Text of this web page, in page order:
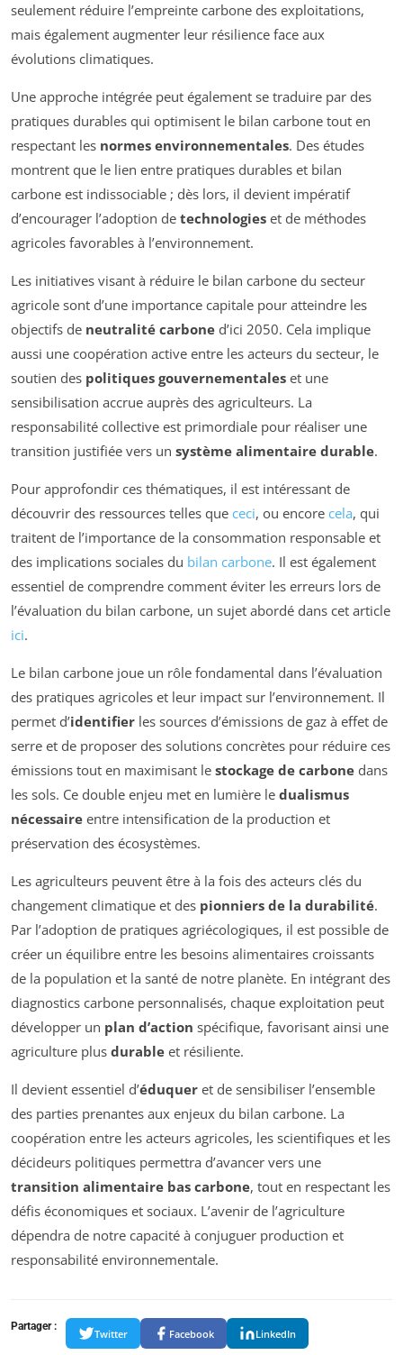
seulement réduire l’empreinte carbone des exploitations,
mais également augmenter leur résilience face aux
évolutions climatiques.
Une approche intégrée peut également se traduire par des
pratiques durables qui optimisent le bilan carbone tout en
respectant les normes environnementales. Des études
montrent que le lien entre pratiques durables et bilan
carbone est indissociable ; dès lors, il devient impératif
d’encourager l’adoption de technologies et de méthodes
agricoles favorables à l’environnement.
Les initiatives visant à réduire le bilan carbone du secteur
agricole sont d’une importance capitale pour atteindre les
objectifs de neutralité carbone d’ici 2050. Cela implique
aussi une coopération active entre les acteurs du secteur, le
soutien des politiques gouvernementales et une
sensibilisation accrue auprès des agriculteurs. La
responsabilité collective est primordiale pour réaliser une
transition justifiée vers un système alimentaire durable.
Pour approfondir ces thématiques, il est intéressant de
découvrir des ressources telles que ceci, ou encore cela, qui
traitent de l’importance de la consommation responsable et
des implications sociales du bilan carbone. Il est également
essentiel de comprendre comment éviter les erreurs lors de
l’évaluation du bilan carbone, un sujet abordé dans cet article
ici.
Le bilan carbone joue un rôle fondamental dans l’évaluation
des pratiques agricoles et leur impact sur l’environnement. Il
permet d’identifier les sources d’émissions de gaz à effet de
serre et de proposer des solutions concrètes pour réduire ces
émissions tout en maximisant le stockage de carbone dans
les sols. Ce double enjeu met en lumière le dualismus
nécessaire entre intensification de la production et
préservation des écosystèmes.
Les agriculteurs peuvent être à la fois des acteurs clés du
changement climatique et des pionniers de la durabilité.
Par l’adoption de pratiques agriécologiques, il est possible de
créer un équilibre entre les besoins alimentaires croissants
de la population et la santé de notre planète. En intégrant des
diagnostics carbone personnalisés, chaque exploitation peut
développer un plan d’action spécifique, favorisant ainsi une
agriculture plus durable et résiliente.
Il devient essentiel d’éduquer et de sensibiliser l’ensemble
des parties prenantes aux enjeux du bilan carbone. La
coopération entre les acteurs agricoles, les scientifiques et les
décideurs politiques permettra d’avancer vers une
transition alimentaire bas carbone, tout en respectant les
défis économiques et sociaux. L’avenir de l’agriculture
dépendra de notre capacité à conjuguer production et
responsabilité environnementale.
Partager :
Twitter Facebook LinkedIn